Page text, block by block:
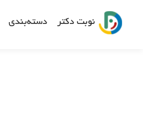
نوبت دکتر دسته‌بندی